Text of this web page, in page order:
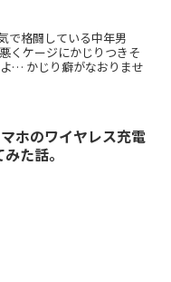
で格闘している中年男
くケージにかじりつきそ
… かじり癖がなおりませ
ホのワイヤレス充電
た話。